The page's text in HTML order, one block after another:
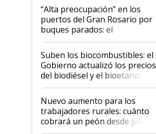
“Alta preocupación” en los
puertos del Gran Rosario por
buques parados: el
funcionamiento de las
exportadoras en tensión tras
la medida de fuerza de los
prácticos
Suben los biocombustibles: el
Gobierno actualizó los precios
del biodiésel y el bioetanol
Nuevo aumento para los
trabajadores rurales: cuánto
cobrará un peón desde julio